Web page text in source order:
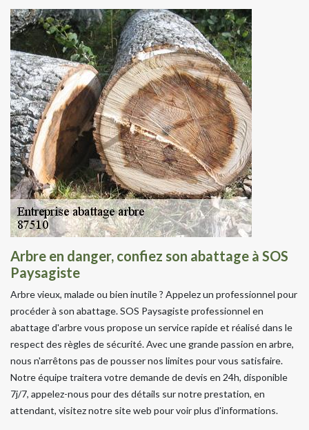
Arbre en danger, confiez son abattage à SOS
Paysagiste
Arbre vieux, malade ou bien inutile ? Appelez un professionnel pour
procéder à son abattage. SOS Paysagiste professionnel en
abattage d'arbre vous propose un service rapide et réalisé dans le
respect des règles de sécurité. Avec une grande passion en arbre,
nous n'arrêtons pas de pousser nos limites pour vous satisfaire.
Notre équipe traitera votre demande de devis en 24h, disponible
7j/7, appelez-nous pour des détails sur notre prestation, en
attendant, visitez notre site web pour voir plus d'informations.